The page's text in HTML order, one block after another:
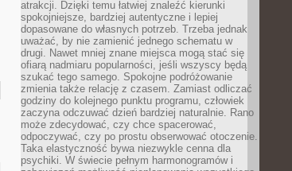
atrakcji. Dzięki temu łatwiej znaleźć kierunki
spokojniejsze, bardziej autentyczne i lepiej
dopasowane do własnych potrzeb. Trzeba jednak
uważać, by nie zamienić jednego schematu w
drugi. Nawet mniej znane miejsca mogą stać się
ofiarą nadmiaru popularności, jeśli wszyscy będą
szukać tego samego. Spokojne podróżowanie
zmienia także relację z czasem. Zamiast odliczać
godziny do kolejnego punktu programu, człowiek
zaczyna odczuwać dzień bardziej naturalnie. Rano
może zdecydować, czy chce spacerować,
odpoczywać, czy po prostu obserwować otoczenie.
Taka elastyczność bywa niezwykle cenna dla
psychiki. W świecie pełnym harmonogramów i